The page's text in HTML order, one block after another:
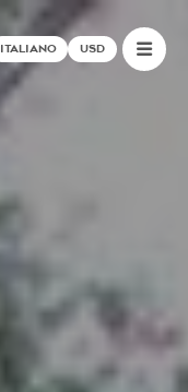
ITALIANO USD